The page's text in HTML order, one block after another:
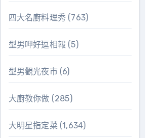
四大名廚料理秀(763)
型男呷好逗相報 (5)
型男觀光夜市(6)
大廚教你做 (285)
大明星指定菜 (1,634)